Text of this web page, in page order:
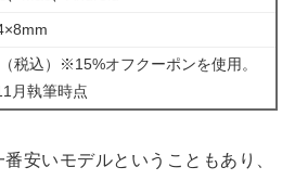
税込）※15%オフクーポンを使用。
月執筆時点
安いモデルということもあり、